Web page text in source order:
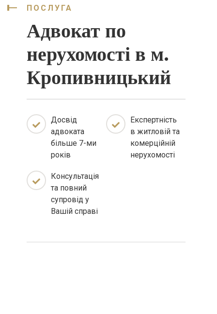
ПОСЛУГА
Адвокат по
нерухомості в м.
Кропивницький
Досвід
адвоката
більше 7-ми
років
Експертність
в житловій та
комерційній
нерухомості
Консультація
та повний
супровід у
Вашій справі